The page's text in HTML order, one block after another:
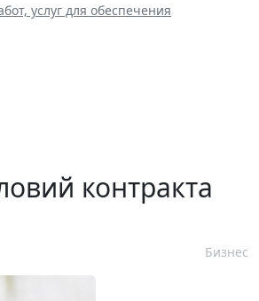
услуг для обеспечения
контракта
Бизнес